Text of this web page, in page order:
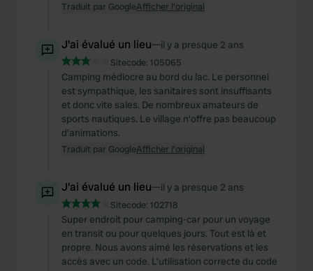
Traduit par GoogleAfficher l'original
J'ai évalué un lieu—il y a presque 2 ans
Sitecode: 105065
Camping médiocre au bord du lac. Le personnel
est sympathique, les sanitaires sont insuffisants
et donc vite sales. De nombreux amateurs de
sports nautiques. Le village n'offre pas beaucoup
d'animations.
Traduit par GoogleAfficher l'original
J'ai évalué un lieu—il y a presque 2 ans
Sitecode: 102718
Super endroit pour camping-car pour un voyage
en transit ou pour quelques jours. Tout est là et
propre. Nous avons aimé les réservations et les
accès avec un code. L'utilisation correcte du code